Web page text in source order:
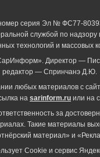
серия Эл № ФС77-
службой по надзору
технологий и массовых
Директор —
редактор — Спринчанэ Д.Ю.
любых материалов с
на sarinform.ru или на
за
Такие материалы
материал» и
Cookie и сервиc